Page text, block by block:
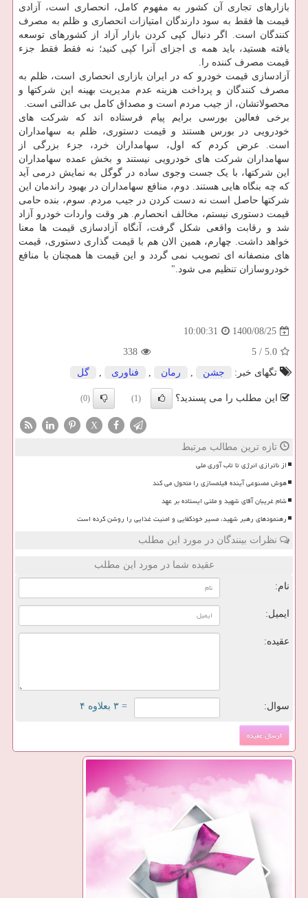
بازارهای تجاری آن کشور به مفهوم کامل، انحصاری است، آزادی
قیمت ها فقط به سود دارندگان امتیازات انحصاری و ظلم به مصرف
کنندگان است. اگر دنبال کپی کردن بازار آزاد از کشورهای توسعه
یافته هستید، باید همه ی اجزای آنرا کپی کنید؛ نه فقط فقط جزء
قیمت مصرف کننده را.
آزادسازی قیمت خودرو که در ایران بازاری انحصاری است، ظلم به
مصرف کنندگان و پرداخت هزینه عدم مدیریت بهینه این شرکتها و
محصولاتشان، از جیب مردم است و مصداق کامل بی عدالتی است.
برخی فعالین بورسی برایم پیام فرستاده اند که شرکت های
خودرویی در بورس هستند و قیمت دستوری، ظلم به سهامداران
است. عرض کردم که اول، سهامداران خرد، جزء بزرگی از
سهامداران شرکت های خودرویی نیستند و بخش عمده سهامداران
این شرکتها، با یک جست وجوی ساده در گوگل به نمایش درمی آید
که چه بنگاه هایی هستند. دوم، منافع سهامداران در بهبود راندمان این
شرکتها حاصل است نه دست کردن در جیب مردم. سوم، بنده حامی
قیمت دستوری نیستم، مخالف انحصارم. هر وقت واردات خودرو آزاد
شد و رقابت واقعی شکل گرفت، آنگاه آزادسازی قیمت ها معنا
خواهد داشت. چهارم، همین الان هم با قیمت گذاری دستوری، قیمت
های منصفانه ای تصویب نمی گردد و این قیمت ها همچنان با منافع
خودروسازان تنظیم می شود."
1400/08/25
10:00:31
5.0
/
5
338
تگهای خبر:
جشن , رمان , فناوری , گل
این مطلب را می پسندید؟ (1)
(0)
X
تازه ترین مطالب مرتبط
از ناترازی انرژی تا تاب آوری ملی
هوش مصنوعی آینده فیلمسازی را متحول می کند
شام غریبان آقای شهید و ملتی ایستاده بر عهد
رهنمودهای رهبر شهید، مسیر خودکفایی و امنیت غذایی را روشن کرده است
نظرات بینندگان در مورد این مطلب
عقیده شما در مورد این مطلب
نام:
ایمیل:
عقیده:
سوال: = ۳ بعلاوه ۴